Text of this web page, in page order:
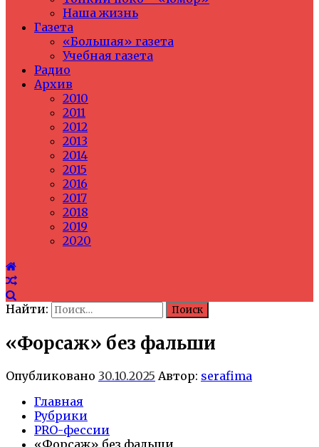
Наша жизнь
Газета
«Большая» газета
Учебная газета
Радио
Архив
2010
2011
2012
2013
2014
2015
2016
2017
2018
2019
2020
Найти:
«Форсаж» без фальши
Опубликовано 30.10.2025 Автор: serafima
Главная
Рубрики
PRO-фессии
«Форсаж» без фальши